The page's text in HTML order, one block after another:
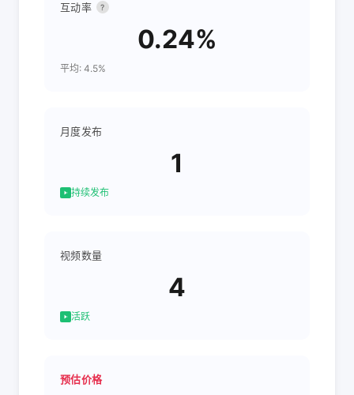
互动率 ?
0.24%
平均: 4.5%
月度发布
1
持续发布
视频数量
4
活跃
预估价格